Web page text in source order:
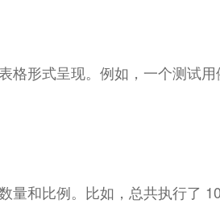
形式呈现。例如，一个测试
和比例。比如，总共执行了